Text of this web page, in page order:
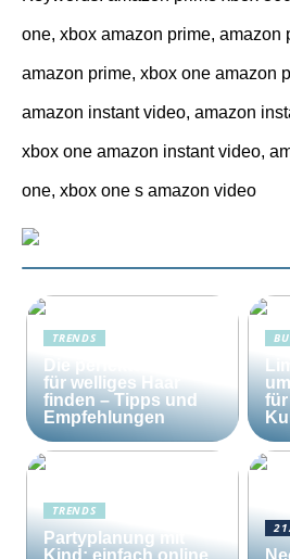
one, xbox amazon prime, amazon
amazon prime, xbox one amazon
amazon instant video, amazon
xbox one amazon instant video,
one, xbox one s amazon video
TRENDS
Die perfekte Bürste
für welliges Haar
finden – Tipps und
Empfehlungen
für
TRENDS
Partyplanung mit